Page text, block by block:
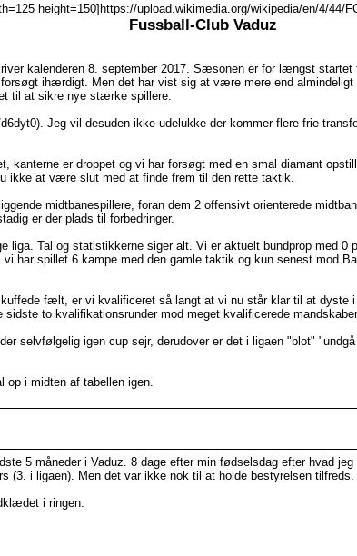
height=150]https://upload.wikimedia.org/wikipedia/en/4/44/
Fussball-Club Vaduz
kalenderen 8. september 2017. Sæsonen er for længst
ihærdigt. Men det har vist sig at være mere end
til at sikre nye stærke spillere.
Jeg vil desuden ikke udelukke der kommer flere frie
kanterne er droppet og vi har forsøgt med en smal diamant
ikke at være slut med at finde frem til den rette taktik.
midtbanespillere, foran dem 2 offensivt orienterede
er der plads til forbedringer.
Tal og statistikkerne siger alt. Vi er aktuelt bundprop med 0
har spillet 6 kampe med den gamle taktik og kun senest mod
fælt, er vi kvalificeret så langt at vi nu står klar til at dyste
to kvalifikationsrunder mod meget kvalificerede
selvfølgelig igen cup sejr, derudover er det i ligaen "blot"
i midten af tabellen igen.
5 måneder i Vaduz. 8 dage efter min fødselsdag efter hvad
(3. i ligaen). Men det var ikke nok til at holde bestyrelsen tilfreds.
i ringen.